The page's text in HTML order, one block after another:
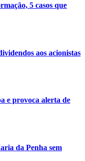
5 casos que
aos acionistas
e provoca alerta de
da Penha sem